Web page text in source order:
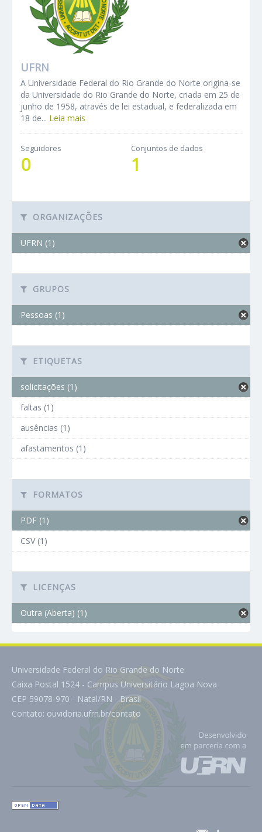
UFRN
A Universidade Federal do Rio Grande do Norte origina-se
da Universidade do Rio Grande do Norte, criada em 25 de
junho de 1958, através de lei estadual, e federalizada em
18 de... Leia mais
Seguidores
0
Conjuntos de dados
1
ORGANIZAÇÕES
UFRN (1)
GRUPOS
Pessoas (1)
ETIQUETAS
solicitações (1)
faltas (1)
ausências (1)
afastamentos (1)
FORMATOS
PDF (1)
CSV (1)
LICENÇAS
Outra (Aberta) (1)
Universidade Federal do Rio Grande do Norte
Caixa Postal 1524 - Campus Universitário Lagoa Nova
CEP 59078-970 - Natal/RN - Brasil
Contato: ouvidoria.ufrn.br/contato